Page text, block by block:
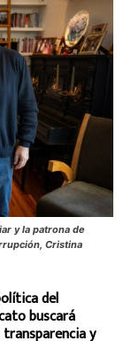
y la patrona de
Cristina
del
buscará
y